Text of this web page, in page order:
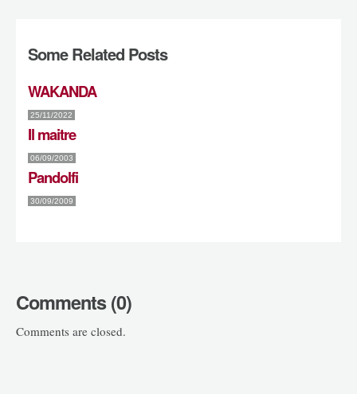
Some Related Posts
WAKANDA
25/11/2022
Il maitre
06/09/2003
Pandolfi
30/09/2009
Comments (0)
Comments are closed.